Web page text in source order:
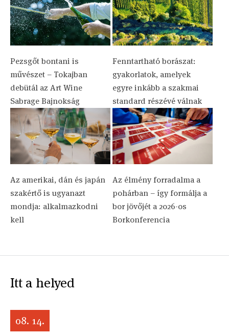
Pezsgőt bontani is
művészet – Tokajban
debütál az Art Wine
Sabrage Bajnokság
Fenntartható borászat:
gyakorlatok, amelyek
egyre inkább a szakmai
standard részévé válnak
Az amerikai, dán és japán
szakértő is ugyanazt
mondja: alkalmazkodni
kell
Az élmény forradalma a
pohárban – így formálja a
bor jövőjét a 2026-os
Borkonferencia
Itt a helyed
08. 14.